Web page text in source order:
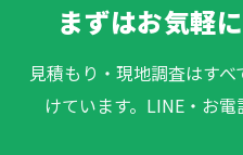
まずはお気軽
見積もり・現地調査はす
けています。LINE・お電